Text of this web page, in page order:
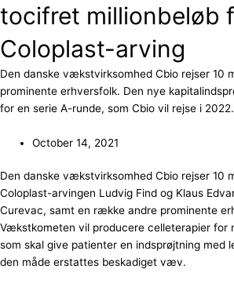
tocifret millionbeløb
Coloplast-arving
Den danske vækstvirksomhed Cbio rejser 10
prominente erhversfolk. Den nye
for en serie A-runde, som Cbio vil rejse i 2022.
October 14, 2021
Den danske vækstvirksomhed Cbio rejser 10
Coloplast-arvingen Ludvig Find og Klaus
Curevac, samt en række andre prominente
Vækstkometen vil producere celleterapier for
som skal give patienter en indsprøjtning med
den måde erstattes beskadiget væv.